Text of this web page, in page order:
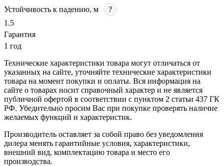
Устойчивость к падению, м
?
1.5
Гарантия
1 год
Технические характеристики товара могут отличаться от
указанных на сайте, уточняйте технические характеристики
товара на момент покупки и оплаты. Вся информация на
сайте о товарах носит справочный характер и не является
публичной офертой в соответствии с пунктом 2 статьи 437 ГК
РФ. Убедительно просим Вас при покупке проверять наличие
желаемых функций и характеристик.
Производитель оставляет за собой право без уведомления
дилера менять гарантийные условия, характеристики,
внешний вид, комплектацию товара и место его
производства.